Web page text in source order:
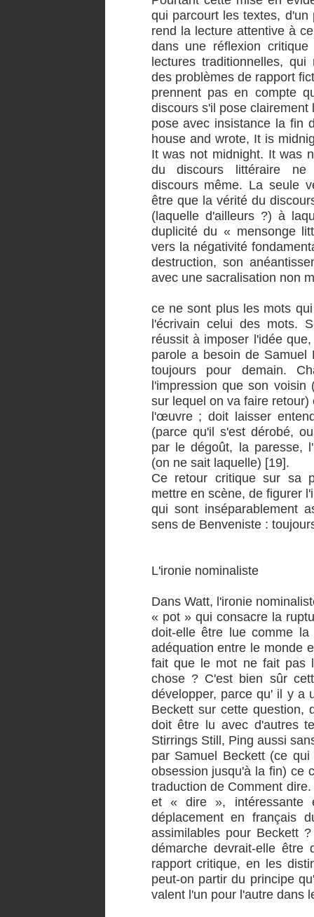
qui parcourt les textes,
rend la lecture attentive à
dans une réflexion
lectures traditionnelles,
des problèmes de rapport
prennent pas en compte
discours s'il pose
pose avec insistance la fin
house and wrote, It is
It was not midnight. It was
du discours littéraire
discours même. La seule
être que la vérité du
(laquelle d'ailleurs ?) à
duplicité du « mensonge
vers la négativité
destruction, son
avec une sacralisation non
ce ne sont plus les mots
l'écrivain celui des mots.
réussit à imposer l'idée
parole a besoin de Samuel
toujours pour demain.
l'impression que son
sur lequel on va faire
l'œuvre ; doit laisser
(parce qu'il s'est dérobé,
par le dégoût, la paresse,
(on ne sait laquelle) [19].
Ce retour critique sur sa
mettre en scène, de figurer
qui sont inséparablement
sens de Benveniste :
L'ironie nominaliste
Dans Watt, l'ironie
« pot » qui consacre la
doit-elle être lue comme la
adéquation entre le monde
fait que le mot ne fait pas
chose ? C'est bien sûr
développer, parce qu' il y a
Beckett sur cette question,
doit être lu avec d'autres
Stirrings Still, Ping aussi
par Samuel Beckett (ce
obsession jusqu'à la fin) ce
traduction de Comment
et « dire », intéressante
déplacement en
assimilables pour Beckett
démarche devrait-elle
rapport critique, en les
peut-on partir du principe
valent l'un pour l'autre dans